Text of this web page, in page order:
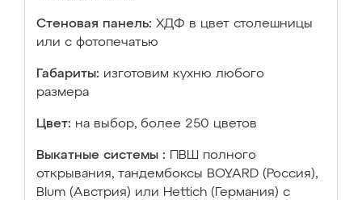
Стеновая панель: ХДФ в цвет столешницы
или с фотопечатью
Габариты: изготовим кухню любого
размера
Цвет: на выбор, более 250 цветов
Выкатные системы :
ПВШ полного
открывания, тандембоксы BOYARD (Россия),
Blum (Австрия) или Hettich (Германия) с